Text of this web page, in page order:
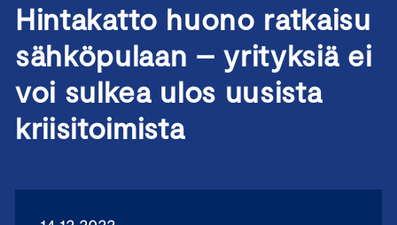
Hintakatto huono ratkaisu
sähköpulaan – yrityksiä ei
voi sulkea ulos uusista
kriisitoimista